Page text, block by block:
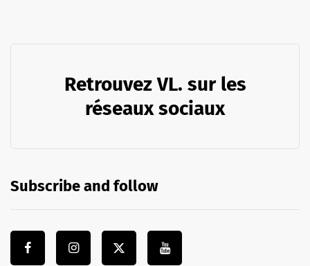
Retrouvez VL. sur les
réseaux sociaux
Subscribe and follow